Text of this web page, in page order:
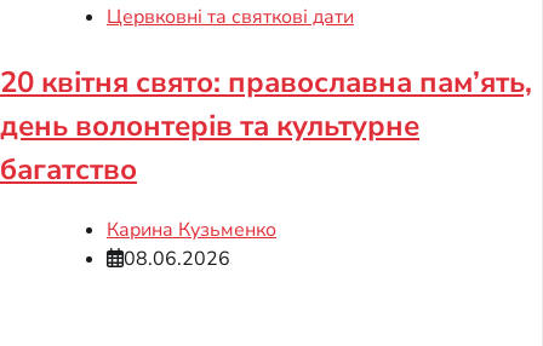
Цервковні та святкові дати
20 квітня свято: православна пам’ять,
день волонтерів та культурне
багатство
Карина Кузьменко
08.06.2026